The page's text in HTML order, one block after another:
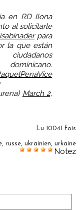
al solicitarle
para
la que están
March 2,
Lu 10041 fois
, russe, ukrainien, urkaine
Notez